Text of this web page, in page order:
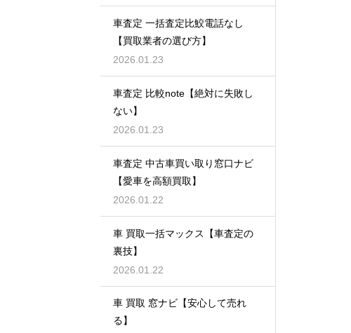
車査定 一括査定比鮫電話なし
【買取業者の選び方】
2026.01.23
車査定 比較note【絶対に失敗し
ない】
2026.01.23
車査定 中古車買い取り窓口ナビ
【愛車を高額買取】
2026.01.22
車 買取一括マックス【車査定の
裏技】
2026.01.22
車 買取 窓ナビ【安心して売れ
る】